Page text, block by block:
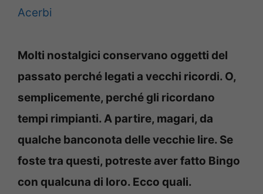
Acerbi
Molti nostalgici conservano oggetti del
passato perché legati a vecchi ricordi. O,
semplicemente, perché gli ricordano
tempi rimpianti. A partire, magari, da
qualche banconota delle vecchie lire. Se
foste tra questi, potreste aver fatto Bingo
con qualcuna di loro. Ecco quali.